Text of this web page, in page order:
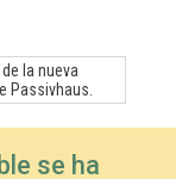
la nueva
Passivhaus.
se ha